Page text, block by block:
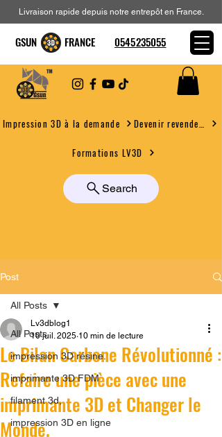
Impression 3D à la demande
Formations LV3D
Search
Livraison rapide depuis notre entrepôt en France.
GSUN FRANCE 0545235055
Post
All Posts
impression 3D résine.
imprimante 3D FDM
filament 3d,
impression 3D en ligne
All Posts
Le Bilan Carbone Révolutionné :
Refaire une pièce avec une
imprimante 3D et Changer le
Monde.
Lv3dblog1
10 juil. 2025 10 min de lecture